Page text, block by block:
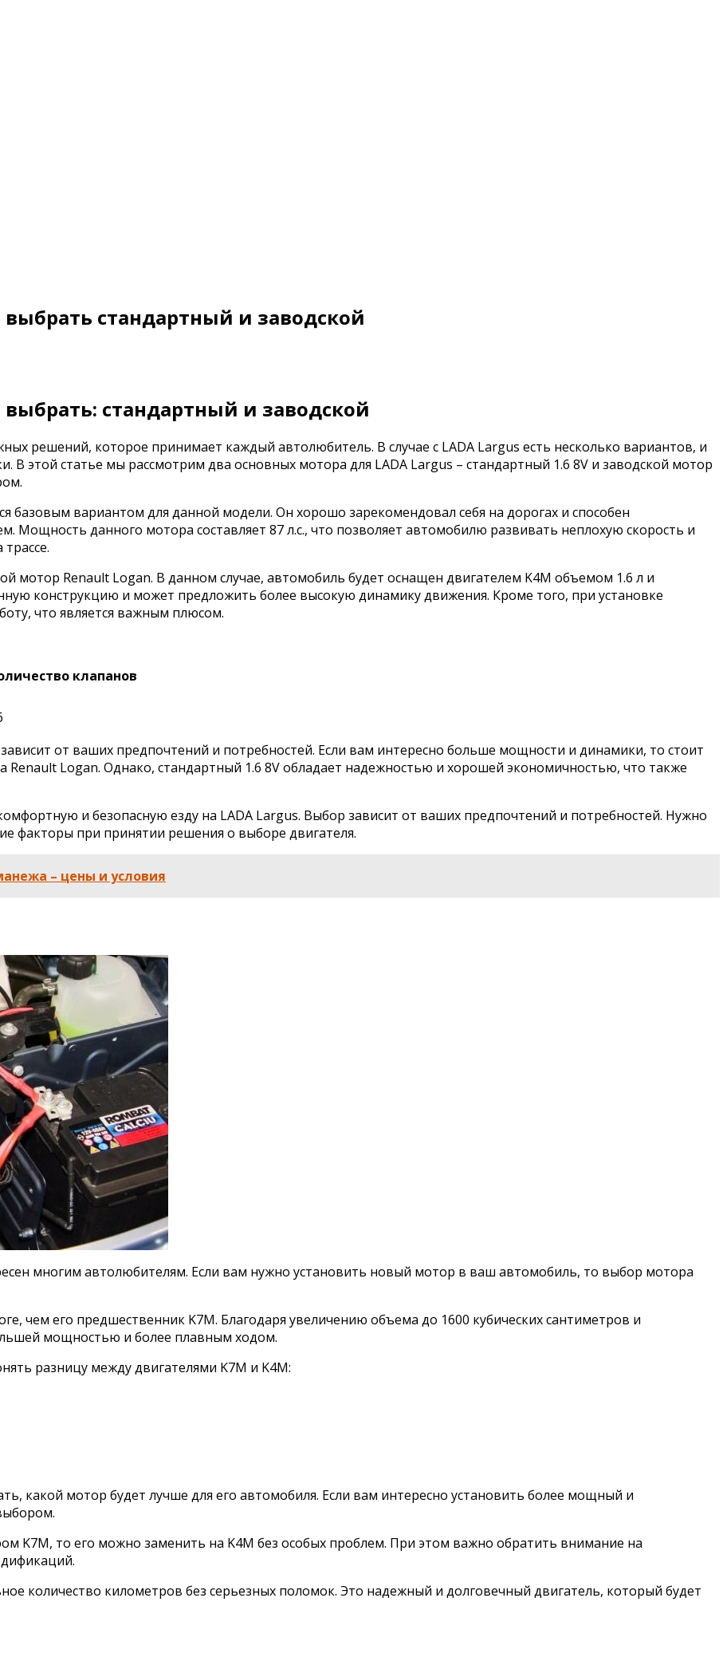
стандартный и заводской
стандартный и заводской
решений, которое принимает каждый автолюбитель. В случае с LADA Largus есть несколько вариантов, и
В этой статье мы рассмотрим два основных мотора для LADA Largus – стандартный 1.6 8V и заводской мотор
базовым вариантом для данной модели. Он хорошо зарекомендовал себя на дорогах и способен
Мощность данного мотора составляет 87 л.с., что позволяет автомобилю развивать неплохую скорость и
мотор Renault Logan. В данном случае, автомобиль будет оснащен двигателем K4M объемом 1.6 л и
конструкцию и может предложить более высокую динамику движения. Кроме того, при установке
что является важным плюсом.
клапанов
от ваших предпочтений и потребностей. Если вам интересно больше мощности и динамики, то стоит
Renault Logan. Однако, стандартный 1.6 8V обладает надежностью и хорошей экономичностью, что также
и безопасную езду на LADA Largus. Выбор зависит от ваших предпочтений и потребностей. Нужно
факторы при принятии решения о выборе двигателя.
– цены и условия
многим автолюбителям. Если вам нужно установить новый мотор в ваш автомобиль, то выбор мотора
чем его предшественник K7M. Благодаря увеличению объема до 1600 кубических сантиметров и
мощностью и более плавным ходом.
разницу между двигателями K7M и K4M:
какой мотор будет лучше для его автомобиля. Если вам интересно установить более мощный и
K7M, то его можно заменить на K4M без особых проблем. При этом важно обратить внимание на
количество километров без серьезных поломок. Это надежный и долговечный двигатель, который будет